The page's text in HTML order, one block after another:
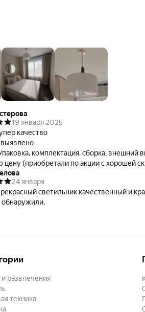
19 января 2025
качество
выявлено
комплектация. сборка, внешний
цену (приобретали по акции с хорошей
24 января
светильник качественный и
обнаружили.
развлечения
техника